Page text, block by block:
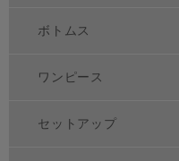
ボトムス
ワンピース
セットアップ